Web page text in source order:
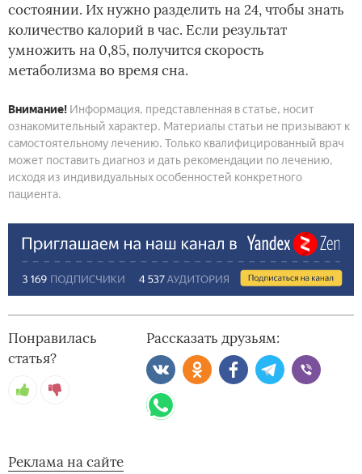
состоянии. Их нужно разделить на 24, чтобы знать
количество калорий в час. Если результат
умножить на 0,85, получится скорость
метаболизма во время сна.
Внимание! Информация, представленная в статье, носит
ознакомительный характер. Материалы статьи не призывают к
самостоятельному лечению. Только квалифицированный врач
может поставить диагноз и дать рекомендации по лечению,
исходя из индивидуальных особенностей конкретного
пациента.
Понравилась
статья?
Рассказать друзьям:
Реклама на сайте